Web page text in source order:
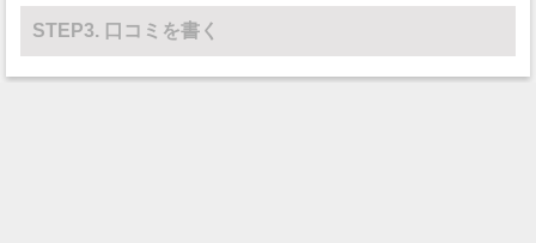
その他 0
STEP3. 口コミを書く